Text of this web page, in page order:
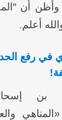
وأظن أن
أعلم.
في رفع
بن